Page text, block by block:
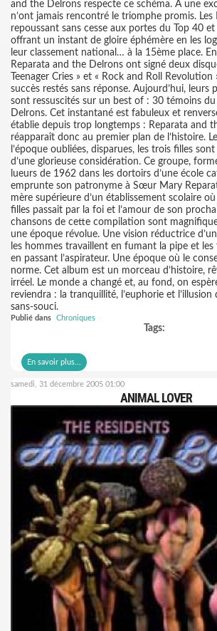
and the Delrons respecte ce schéma. A une
n’ont jamais rencontré le triomphe promis. Les
repoussant sans cesse aux portes du Top 40 et
offrant un instant de gloire éphémère en les
leur classement national… à la 15ème place.
Reparata and the Delrons ont signé deux
Teenager Cries » et « Rock and Roll
succès restés sans réponse. Aujourd’hui, leurs
sont ressuscités sur un best of : 30 témoins
Delrons. Cet instantané est fabuleux et
établie depuis trop longtemps : Reparata and
réapparaît donc au premier plan de l’histoire.
l’époque oubliées, disparues, les trois filles
d’une glorieuse considération. Ce groupe,
lueurs de 1962 dans les dortoirs d’une école
emprunte son patronyme à Sœur Mary
mère supérieure d’un établissement scolaire
filles passait par la foi et l’amour de son
chansons de cette compilation sont
une époque révolue. Une vision réductrice
les hommes travaillent en fumant la pipe et
en passant l’aspirateur. Une époque où le
norme. Cet album est un morceau d’histoire,
irréel. Le monde a changé et, au fond, on
reviendra : la tranquillité, l’euphorie et l’illusion
sans-souci.
Publié dans Chroniques
Tags:
En savoir plus...
samedi, 31 décembre 2005 01:00
ANIMAL LOVER